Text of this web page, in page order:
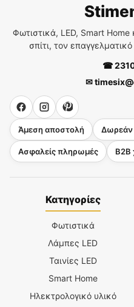
Φωτιστικά, LED, Smart Home
σπίτι, τον
☎
✉
Άμεση αποστολή Δωρεάν
Ασφαλείς πληρωμές B2B
Κατηγορίες
Φωτιστικά
Λάμπες LED
Ταινίες LED
Smart Home
Ηλεκτρολογικό υλικό